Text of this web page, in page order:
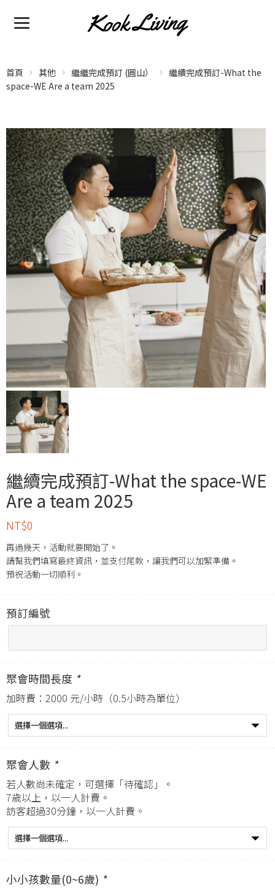
首頁 其他 繼繼完成預訂 (圓山）
繼續完成預訂-What the
space-WE Are a team 2025
繼續完成預訂-What the space-WE
Are a team 2025
NT$0
再過幾天，活動就要開始了。
請幫我們填寫最終資訊，並支付尾款，讓我們可以加緊準備。
預祝活動一切順利。
預訂編號
聚會時間長度 *
加時費：2000 元/小時（0.5小時為單位）
聚會人數 *
若人數尚未確定，可選擇「待確認」。
7歲以上，以一人計費。
訪客超過30分鐘，以一人計費。
小小孩數量(0~6歲) *